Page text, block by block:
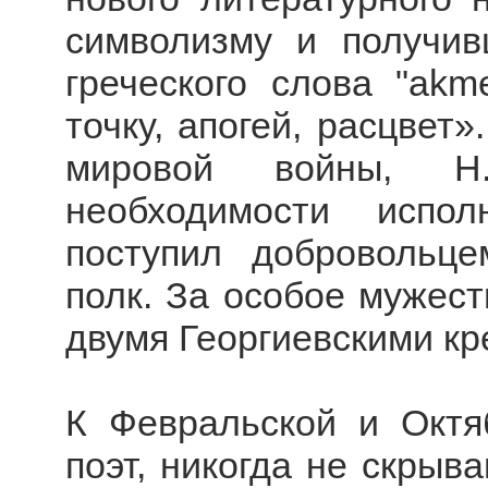
символизму и
греческого слова
точку, апогей,
мировой войны,
необходимости
поступил
полк. За особое
двумя Георгиевскими
К Февральской и
поэт, никогда не